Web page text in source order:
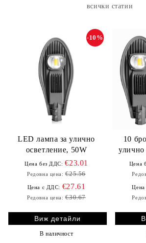
всички статии
LED лампа за улично
осветление, 50W
-10%
Цена без ДДС: €23.01
Редовна цена: €25.56
Цена с ДДС: €27.61
Редовна цена: €30.67
Виж детайли
В наличност
10
улично
Цена